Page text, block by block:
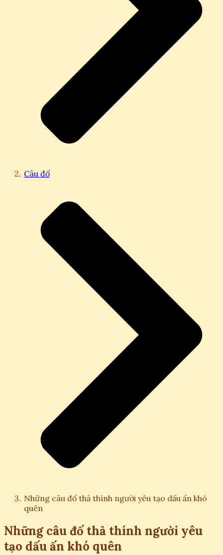
Câu đố
Những câu đố thả thính người yêu tạo dấu ấn khó
quên
Những câu đố thả thính người yêu
tạo dấu ấn khó quên